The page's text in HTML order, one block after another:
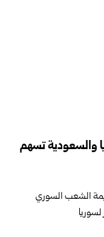
والسعودية تسهم